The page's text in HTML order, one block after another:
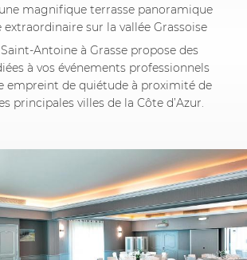
magnifique terrasse panoramique
extraordinaire sur la vallée Grassoise
Antoine à Grasse propose des
à vos événements professionnels
empreint de quiétude à proximité de
principales villes de la Côte d’Azur.